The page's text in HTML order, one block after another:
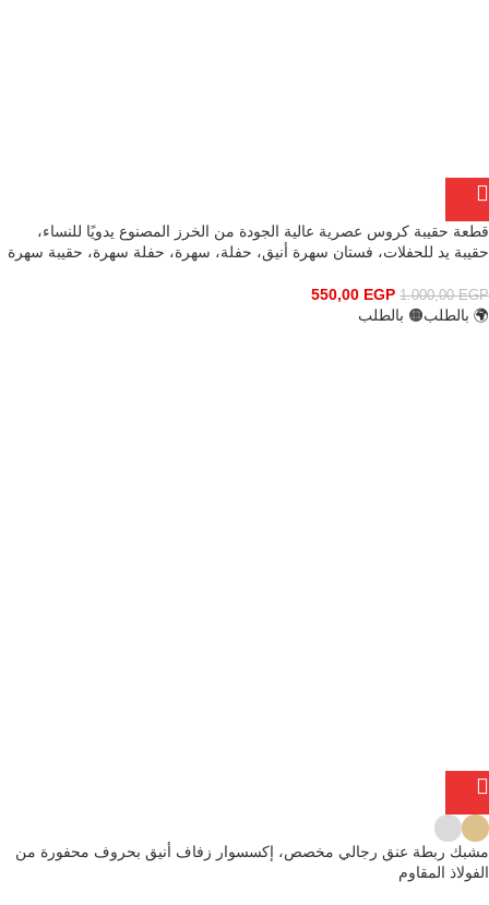
قطعة حقيبة كروس عصرية عالية الجودة من الخرز المصنوع يدويًا للنساء،
حقيبة يد للحفلات، فستان سهرة أنيق، حفلة، سهرة، حفلة سهرة، حقيبة سهرة
1.000,00EGP
550,00 EGP
🌍 بالطلب🟠 بالطلب
مشبك ربطة عنق رجالي مخصص، إكسسوار زفاف أنيق بحروف محفورة من
الفولاذ المقاوم